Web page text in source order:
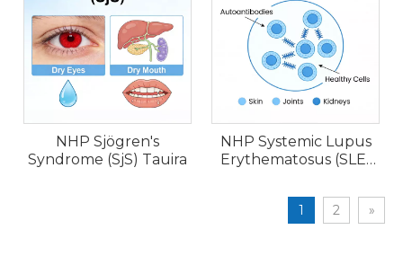
NHP Sjögren's
Syndrome (SjS) Tauira
NHP Systemic Lupus
Erythematosus (SLE)
1 2 »